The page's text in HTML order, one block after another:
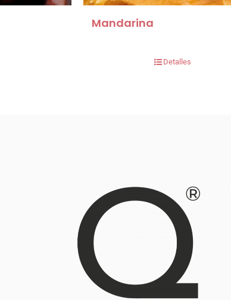
Mandarina
Detalles